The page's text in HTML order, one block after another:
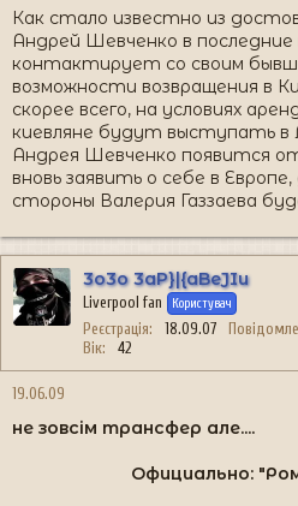
Как стало известно из
Андрей Шевченко в
контактирует со своим
возможности возвращения в
скорее всего, на условиях
киевляне будут выступать в
Андрея Шевченко появится
вновь заявить о себе в
стороны Валерия Газзаева
3o3o 3aP}|{aBeJIu
Liverpool fan Користувач
Реєстрація 18.09.07
Вік
42
19.06.09
не зовсім трансфер але....
Официально: